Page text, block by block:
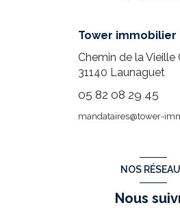
Tower immobilier
Chemin de la Vieille
31140 Launaguet
05 82 08 29 45
mandataires@tower-
NOS
Nous